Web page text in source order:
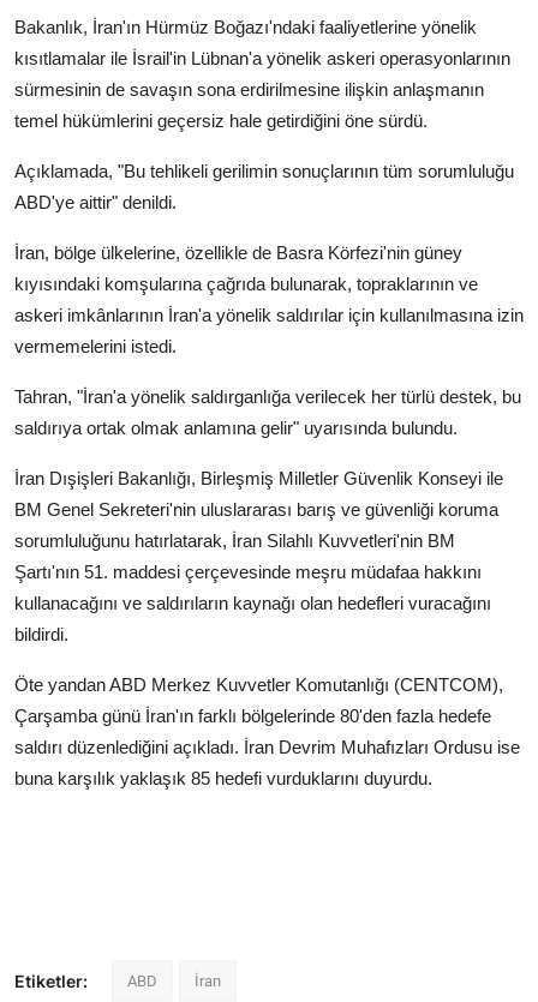
Bakanlık, İran'ın Hürmüz Boğazı'ndaki faaliyetlerine yönelik
kısıtlamalar ile İsrail'in Lübnan'a yönelik askeri operasyonlarının
sürmesinin de savaşın sona erdirilmesine ilişkin anlaşmanın
temel hükümlerini geçersiz hale getirdiğini öne sürdü.
Açıklamada, "Bu tehlikeli gerilimin sonuçlarının tüm sorumluluğu
ABD'ye aittir" denildi.
İran, bölge ülkelerine, özellikle de Basra Körfezi'nin güney
kıyısındaki komşularına çağrıda bulunarak, topraklarının ve
askeri imkânlarının İran'a yönelik saldırılar için kullanılmasına izin
vermemelerini istedi.
Tahran, "İran'a yönelik saldırganlığa verilecek her türlü destek, bu
saldırıya ortak olmak anlamına gelir" uyarısında bulundu.
İran Dışişleri Bakanlığı, Birleşmiş Milletler Güvenlik Konseyi ile
BM Genel Sekreteri'nin uluslararası barış ve güvenliği koruma
sorumluluğunu hatırlatarak, İran Silahlı Kuvvetleri'nin BM
Şartı'nın 51. maddesi çerçevesinde meşru müdafaa hakkını
kullanacağını ve saldırıların kaynağı olan hedefleri vuracağını
bildirdi.
Öte yandan ABD Merkez Kuvvetler Komutanlığı (CENTCOM),
Çarşamba günü İran'ın farklı bölgelerinde 80'den fazla hedefe
saldırı düzenlediğini açıkladı. İran Devrim Muhafızları Ordusu ise
buna karşılık yaklaşık 85 hedefi vurduklarını duyurdu.
Etiketler: ABD İran